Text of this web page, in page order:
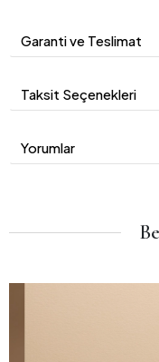
Garanti ve Teslimat
Taksit Seçenekleri
Yorumlar